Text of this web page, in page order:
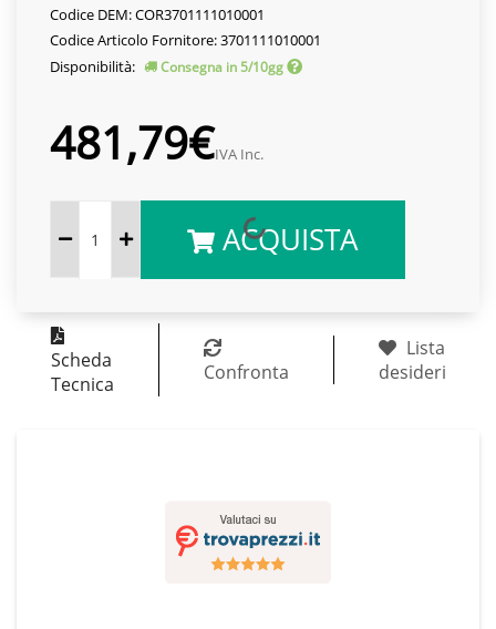
Codice DEM: COR3701111010001
Codice Articolo Fornitore: 3701111010001
Disponibilità:
Consegna in 5/10gg
481,79€IVA Inc.
ACQUISTA
Scheda
Tecnica
Confronta
Lista
desideri